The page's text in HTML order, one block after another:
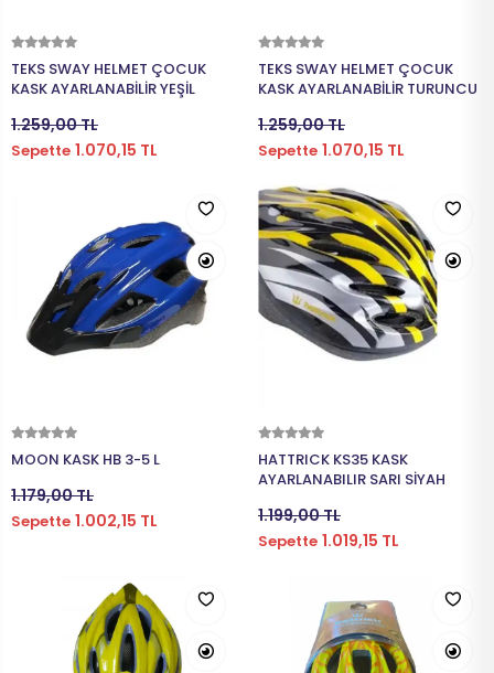
TEKS SWAY HELMET ÇOCUK
KASK AYARLANABİLİR YEŞİL
1.259,00 TL
Sepette 1.070,15 TL
TEKS SWAY HELMET ÇOCUK
KASK AYARLANABİLİR TURUNCU
1.259,00 TL
Sepette 1.070,15 TL
MOON KASK HB 3-5 L
1.179,00 TL
Sepette 1.002,15 TL
HATTRICK KS35 KASK
AYARLANABILIR SARI SİYAH
1.199,00 TL
Sepette 1.019,15 TL